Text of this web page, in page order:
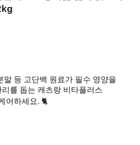
말 등 고단백 원료가 필수 영양을
를 돕는 캐츠랑 비타플러스
어하세요. 🐈